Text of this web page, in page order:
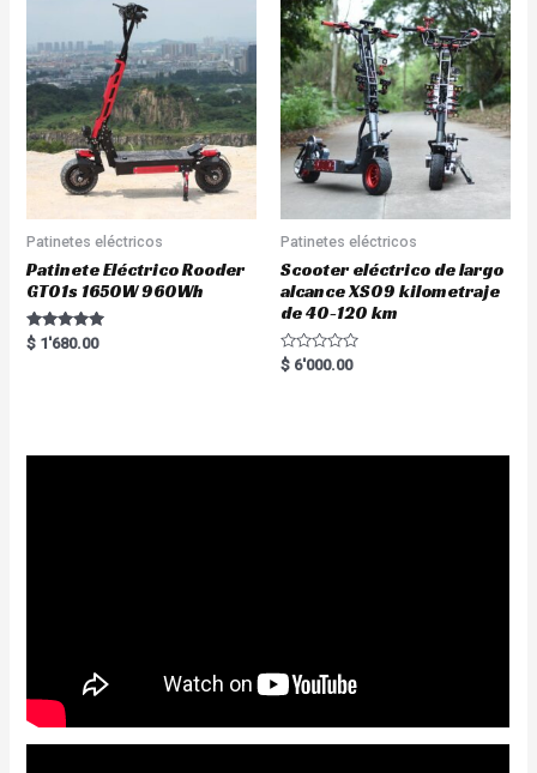
Patinetes eléctricos
Patinete Eléctrico Rooder
GT01s 1650W 960Wh
Rated
5.00
$ 1'680.00
Patinetes eléctricos
Scooter eléctrico de largo
alcance XS09 kilometraje
de 40-120 km
R
a
$ 6'000.00